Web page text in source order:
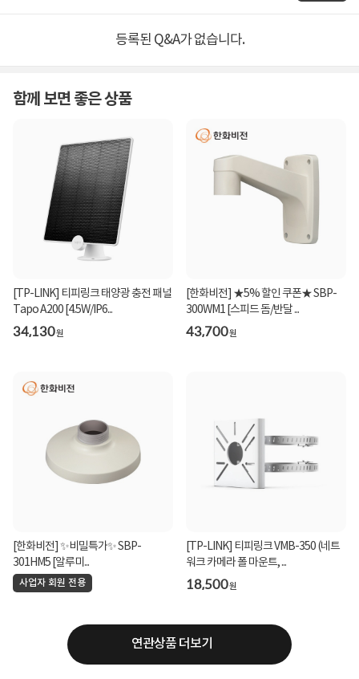
등록된 Q&A가 없습니다.
함께 보면 좋은 상품
[TP-LINK] 티피링크 태양광 충전 패널
Tapo A200 [4.5W/IP6...
34,130원
[한화비전] ★5% 할인 쿠폰★ SBP-
300WM1 [스피드 돔/반달 ...
43,700원
[한화비전] ✨비밀특가✨ SBP-
301HM5 [알루미...
사업자 회원 전용
[TP-LINK] 티피링크 VMB-350 (네트
워크 카메라 폴 마운트, ...
18,500원
연관상품 더보기